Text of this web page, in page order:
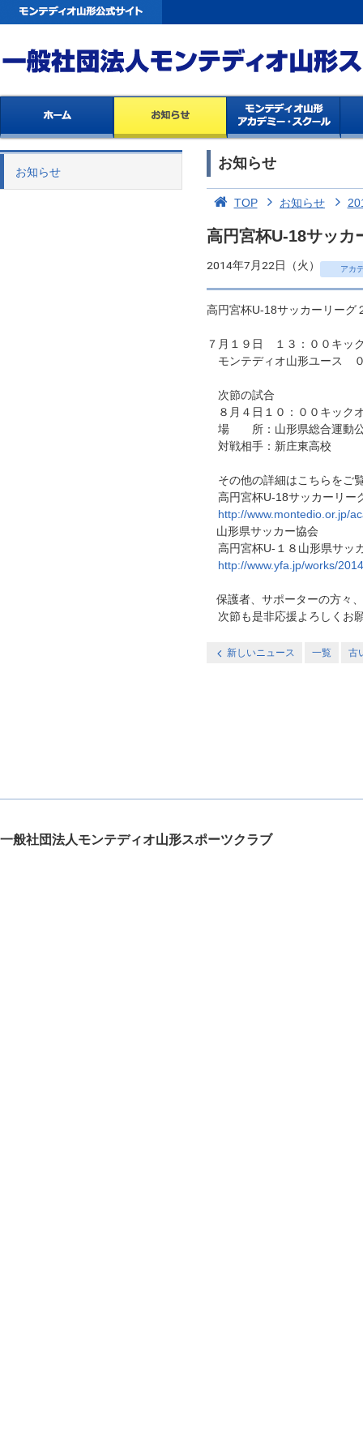
お知らせ
お知らせ
TOP お知らせ
高円宮杯U-18サッ
2014年7月22日（火） アカ
高円宮杯U-18サッカーリー
７月１９日 １３：００キッ
モンテディオ山形ユース
次節の試合
８月４日１０：００キック
場 所：山形県総合運動公
対戦相手：新庄東高校
その他の詳細はこちらをご
高円宮杯U-18サッカーリー
http://www.montedio.or.jp/
山形県サッカー協会
高円宮杯U-１８山形県サッ
http://www.yfa.jp/works/
保護者、サポーターの方々
次節も是非応援よろしくお
新しいニュース 一覧 古
一般社団法人モンテディオ山形スポーツクラブ